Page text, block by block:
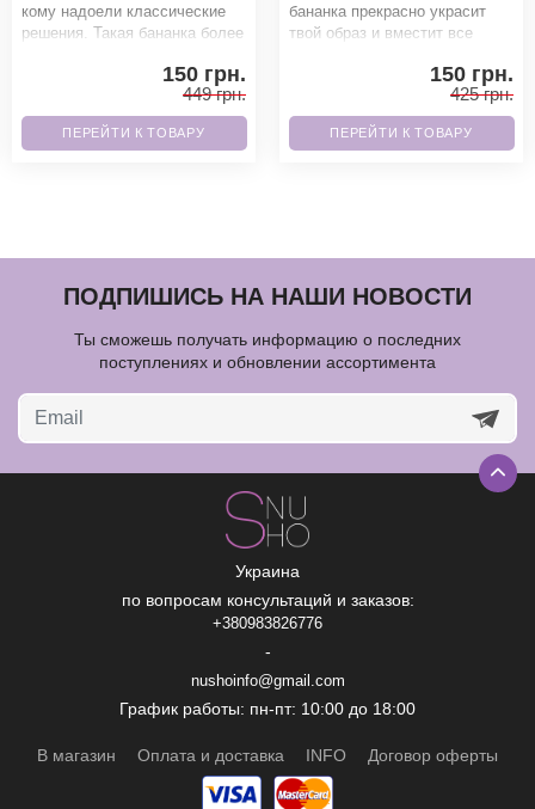
кому надоели классические
решения. Такая бананка более
150 грн.
449 грн.
ПЕРЕЙТИ К ТОВАРУ
бананка прекрасно украсит
твой образ и вместит все
высококачественным матер
150 грн.
425 грн.
ПЕРЕЙТИ К ТОВАРУ
ПОДПИШИСЬ НА НАШИ НОВОСТИ
Ты сможешь получать информацию о последних
поступлениях и обновлении ассортимента
Украина
по вопросам консультаций и заказов:
+380983826776
-
nushoinfo@gmail.com
График работы: пн-пт: 10:00 до 18:00
В магазин Оплата и доставка INFO Договор оферты